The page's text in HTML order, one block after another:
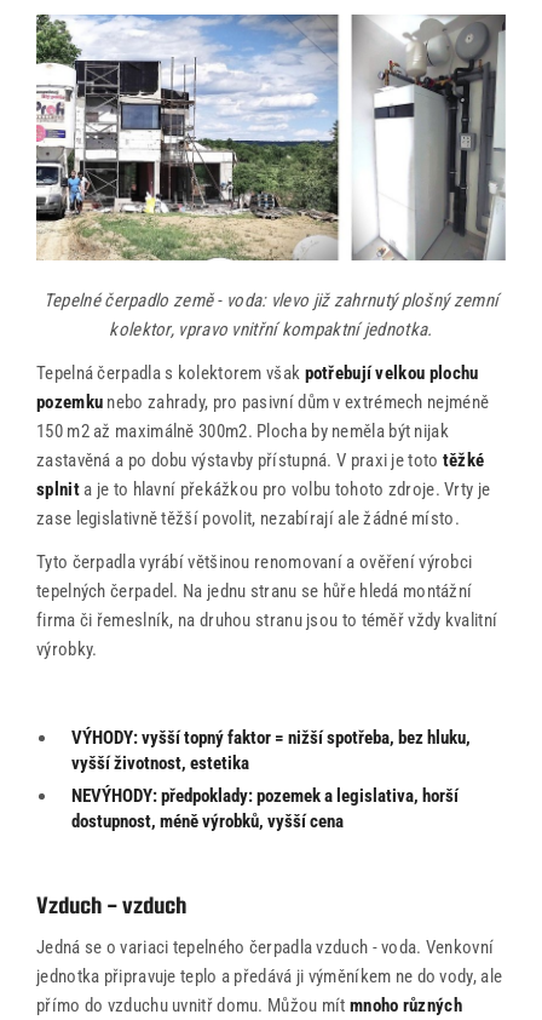
+420 775 996 300
Tepelné čerpadlo země - voda: vlevo již zahrnutý plošný zemní
kolektor, vpravo vnitřní kompaktní jednotka.
Tepelná čerpadla s kolektorem však potřebují velkou plochu
pozemku nebo zahrady, pro pasivní dům v extrémech nejméně
150 m2 až maximálně 300m2. Plocha by neměla být nijak
zastavěná a po dobu výstavby přístupná. V praxi je toto těžké
splnita je to hlavní překážkou pro volbu tohoto zdroje. Vrty je
zase legislativně těžší povolit, nezabírají ale žádné místo.
Tyto čerpadla vyrábí většinou renomovaní a ověření výrobci
tepelných čerpadel. Na jednu stranu se hůře hledá montážní
firma či řemeslník, na druhou stranu jsou to téměř vždy kvalitní
výrobky.
VÝHODY: vyšší topný faktor = nižší spotřeba, bez hluku,
vyšší životnost, estetika
NEVÝHODY: předpoklady: pozemek a legislativa, horší
dostupnost, méně výrobků, vyšší cena
Vzduch - vzduch
Jedná se o variaci tepelného čerpadla vzduch - voda. Venkovní
jednotka připravuje teplo a předává ji výměníkem ne do vody, ale
přímo do vzduchu uvnitř domu. Můžou mítmnoho různých